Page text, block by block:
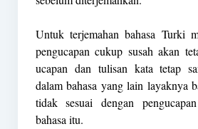
Untuk terjemahan bahasa Turki
pengucapan cukup susah akan
ucapan dan tulisan kata tetap
dalam bahasa yang lain layaknya
tidak sesuai dengan
bahasa itu.